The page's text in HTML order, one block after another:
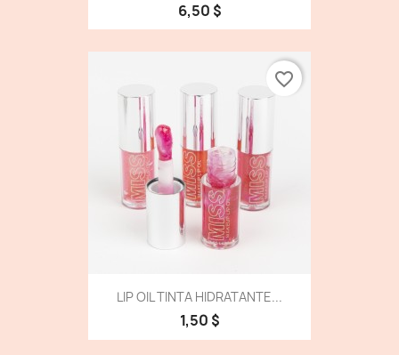
6,50 $
LIP OIL TINTA HIDRATANTE...
1,50 $
favorite_border